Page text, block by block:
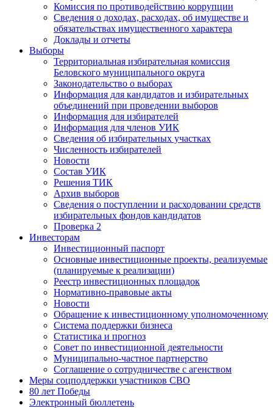
Комиссия по противодействию коррупции
Сведения о доходах, расходах, об имуществе и
обязательствах имущественного характера
Доклады и отчеты
Выборы
Территориальная избирательная комиссия
Беловского муниципального округа
Законодательство о выборах
Информация для кандидатов и избирательных
объединений при проведении выборов
Информация для избирателей
Информация для членов УИК
Сведения об избирательных участках
Численность избирателей
Новости
Состав УИК
Решения ТИК
Архив выборов
Сведения о поступлении и расходовании средств
избирательных фондов кандидатов
Проверка 2
Инвесторам
Инвестиционный паспорт
Основные инвестиционные проекты, реализуемые
(планируемые к реализации)
Реестр инвестиционных площадок
Нормативно-правовые акты
Новости
Обращение к инвестиционному уполномоченному
Система поддержки бизнеса
Статистика и прогноз
Совет по инвестиционной деятельности
Муниципально-частное партнерство
Соглашение о сотрудничестве с агенством
Меры соцподдержки участников СВО
80 лет Победы
Электронный бюллетень